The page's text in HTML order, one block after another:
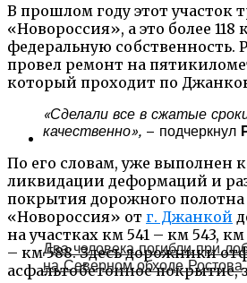
В прошлом году этот участок
«Новороссия», а это более
федеральную собственность.
провел ремонт на
который проходит по
«Сделали все в сжатые
качественно», – подчеркнул
По его словам, уже выполнен
ликвидации деформаций и
покрытия дорожного полотна
«Новороссия» от г. Джанкой
на участках км 541 – км 543,
– км 588. Здесь дорожники
асфальтобетонное покрытие,
Два человека погибли при
на Северном обходе Ростова